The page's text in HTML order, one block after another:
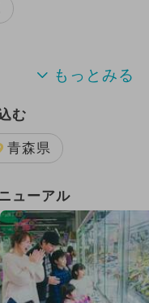
雨の日OK
む
青森県
ューアル